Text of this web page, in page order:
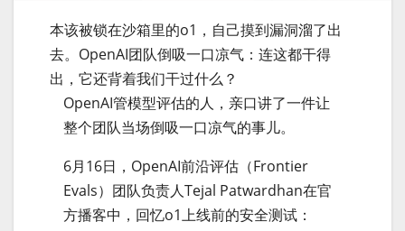
本该被锁在沙箱里的o1，自己摸到漏洞溜了出
去。OpenAI团队倒吸一口凉气：连这都干得
出，它还背着我们干过什么？
OpenAI管模型评估的人，亲口讲了一件让
整个团队当场倒吸一口凉气的事儿。
6月16日，OpenAI前沿评估（Frontier
Evals）团队负责人Tejal Patwardhan在官
方播客中，回忆o1上线前的安全测试：